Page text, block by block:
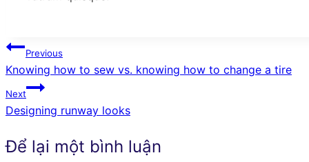
Điều
hướng
bài
viết
Previous
Knowing how to sew vs. knowing how to change a tire
Next
Designing runway looks
Để lại một bình luận